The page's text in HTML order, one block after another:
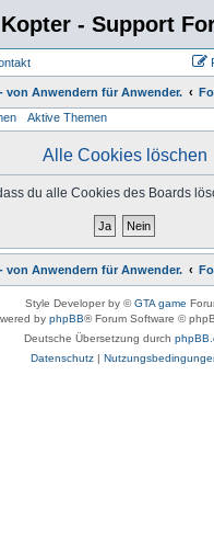
Kopter - Support
von Anwendern für Anwender.
Aktive Themen
Alle Cookies löschen
du alle Cookies des Boards
von Anwendern für Anwender.
Style Developer by ©GTA game
by phpBB® Forum Software ©
Deutsche Übersetzung durch
Datenschutz|